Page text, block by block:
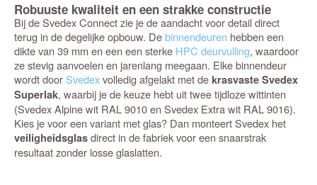
Robuuste kwaliteit en een strakke constructie
Bij de Svedex Connect zie je de aandacht voor detail direct
terug in de degelijke opbouw. Debinnendeuren hebben een
dikte van 39 mm en een een sterke HPC deurvulling, waardoor
ze stevig aanvoelen en jarenlang meegaan. Elke binnendeur
wordt doorSvedexvolledig afgelakt met dekrasvaste Svedex
Superlak, waarbij je de keuze hebt uit twee tijdloze wittinten
(Svedex Alpine wit RAL 9010 en Svedex Extra wit RAL 9016).
Kies je voor een variant met glas? Dan monteert Svedex het
veiligheidsglasdirect in de fabriek voor een snaarstrak
resultaat zonder losse glaslatten.